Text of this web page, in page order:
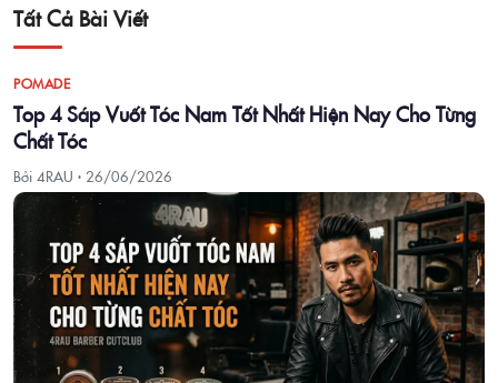
Tất Cả Bài Viết
POMADE
Top 4 Sáp Vuốt Tóc Nam Tốt Nhất Hiện Nay Cho Từng
Chất Tóc
Bởi 4RAU · 26/06/2026